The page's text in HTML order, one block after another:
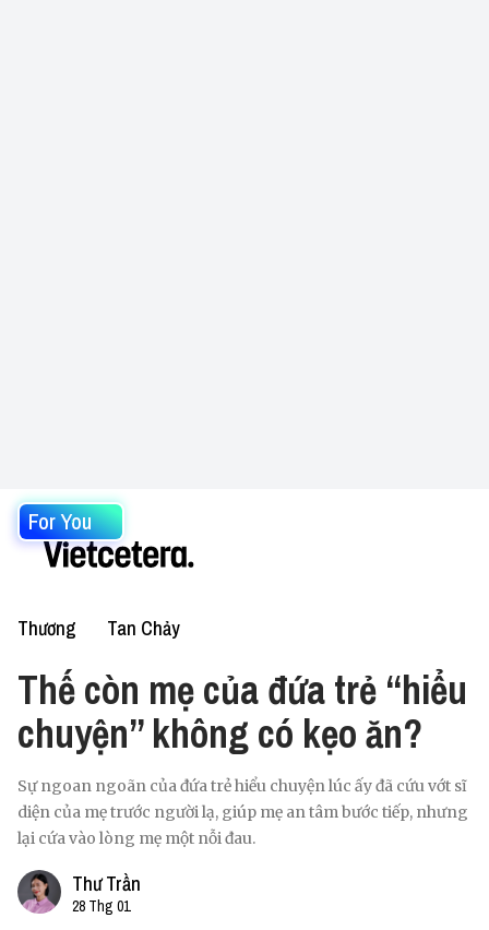
For You
Thương Tan Chảy
Thế còn mẹ của đứa trẻ “hiểu
chuyện” không có kẹo ăn?
Sự ngoan ngoãn của đứa trẻ hiểu chuyện lúc ấy đã cứu vớt sĩ
diện của mẹ trước người lạ, giúp mẹ an tâm bước tiếp, nhưng
lại cứa vào lòng mẹ một nỗi đau.
Thư Trần
28 Thg 01